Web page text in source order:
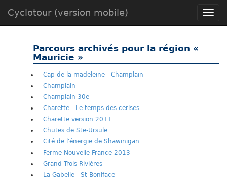
Toggle
Cyclotour (version mobile)
Parcours archivés pour la région «
Mauricie »
Cap-de-la-madeleine - Champlain
Champlain
Champlain 30e
Charette - Le temps des cerises
Charette version 2011
Chutes de Ste-Ursule
Cité de l'énergie de Shawinigan
Ferme Nouvelle France 2013
Grand Trois-Rivières
La Gabelle - St-Boniface